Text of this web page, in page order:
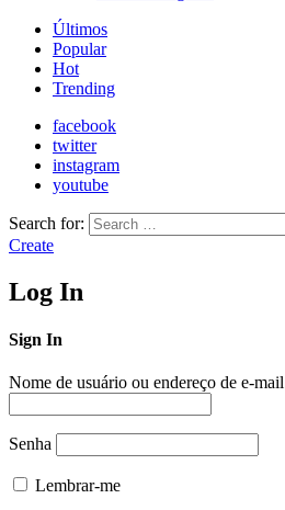
Últimos
Popular
Hot
Trending
facebook
twitter
instagram
youtube
Search for:
Create
Log In
Sign In
Nome de usuário ou endereço de e-mail
Senha
Lembrar-me